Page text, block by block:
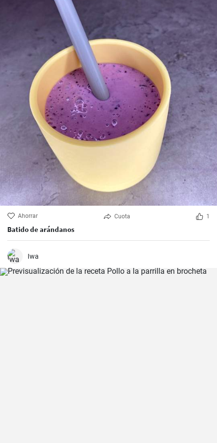
Ahorrar Cuota 1
Batido de arándanos
Iwa